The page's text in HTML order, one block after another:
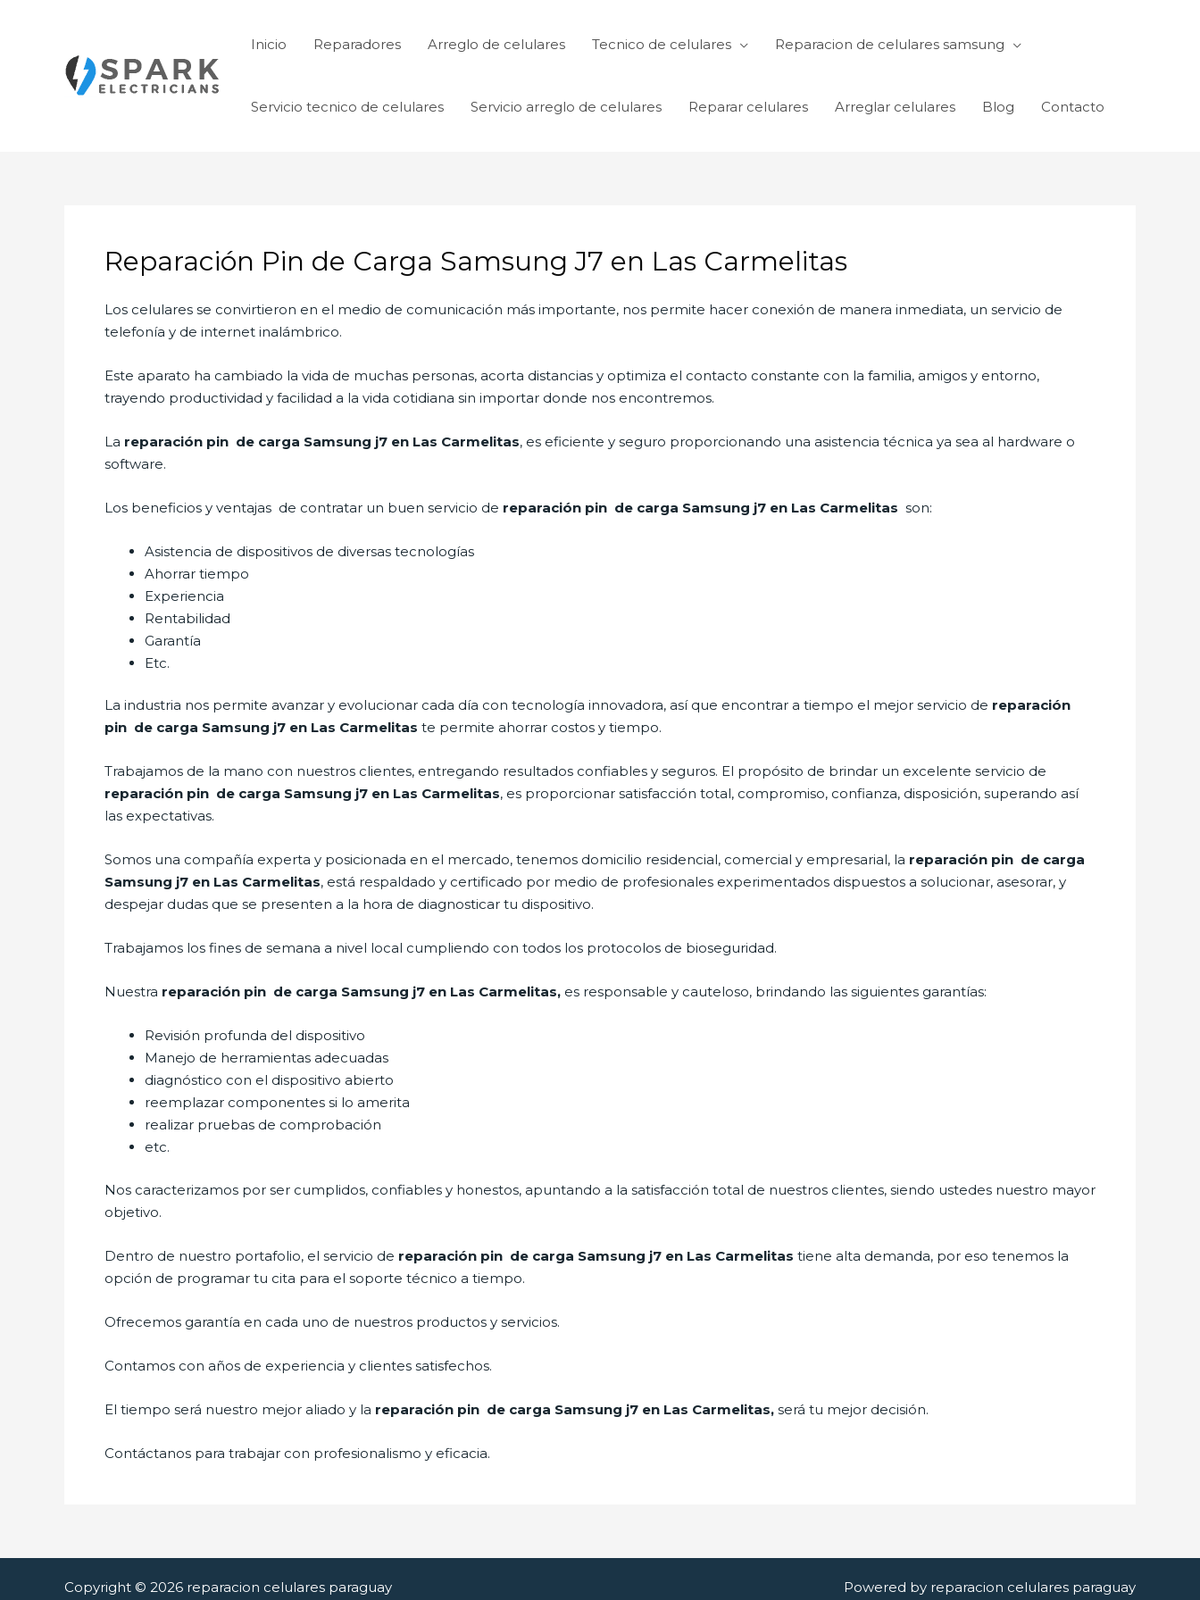
Inicio Reparadores Arreglo de celulares Tecnico de celulares Reparacion de celulares samsung
Servicio tecnico de celulares Servicio arreglo de celulares Reparar celulares Arreglar celulares Blog Contacto
Reparación Pin de Carga Samsung J7 en Las Carmelitas
Los celulares se convirtieron en el medio de comunicación más importante, nos permite hacer conexión de manera inmediata, un servicio de
telefonía y de internet inalámbrico.
Este aparato ha cambiado la vida de muchas personas, acorta distancias y optimiza el contacto constante con la familia, amigos y entorno,
trayendo productividad y facilidad a la vida cotidiana sin importar donde nos encontremos.
La reparación pin de carga Samsung j7 en Las Carmelitas, es eficiente y seguro proporcionando una asistencia técnica ya sea al hardware o
software.
Los beneficios y ventajas de contratar un buen servicio de reparación pin de carga Samsung j7 en Las Carmelitas son:
Asistencia de dispositivos de diversas tecnologías
Ahorrar tiempo
Experiencia
Rentabilidad
Garantía
Etc.
La industria nos permite avanzar y evolucionar cada día con tecnología innovadora, así que encontrar a tiempo el mejor servicio de reparación
pin de carga Samsung j7 en Las Carmelitas te permite ahorrar costos y tiempo.
Trabajamos de la mano con nuestros clientes, entregando resultados confiables y seguros. El propósito de brindar un excelente servicio de
reparación pin de carga Samsung j7 en Las Carmelitas, es proporcionar satisfacción total, compromiso, confianza, disposición, superando así
las expectativas.
Somos una compañía experta y posicionada en el mercado, tenemos domicilio residencial, comercial y empresarial, la reparación pin de carga
Samsung j7 en Las Carmelitas, está respaldado y certificado por medio de profesionales experimentados dispuestos a solucionar, asesorar, y
despejar dudas que se presenten a la hora de diagnosticar tu dispositivo.
Trabajamos los fines de semana a nivel local cumpliendo con todos los protocolos de bioseguridad.
Nuestra reparación pin de carga Samsung j7 en Las Carmelitas, es responsable y cauteloso, brindando las siguientes garantías:
Revisión profunda del dispositivo
Manejo de herramientas adecuadas
diagnóstico con el dispositivo abierto
reemplazar componentes si lo amerita
realizar pruebas de comprobación
etc.
Nos caracterizamos por ser cumplidos, confiables y honestos, apuntando a la satisfacción total de nuestros clientes, siendo ustedes nuestro mayor
objetivo.
Dentro de nuestro portafolio, el servicio de reparación pin de carga Samsung j7 en Las Carmelitas tiene alta demanda, por eso tenemos la
opción de programar tu cita para el soporte técnico a tiempo.
Ofrecemos garantía en cada uno de nuestros productos y servicios.
Contamos con años de experiencia y clientes satisfechos.
El tiempo será nuestro mejor aliado y la reparación pin de carga Samsung j7 en Las Carmelitas, será tu mejor decisión.
Contáctanos para trabajar con profesionalismo y eficacia.
Copyright © 2026 reparacion celulares paraguay Powered by reparacion celulares paraguay